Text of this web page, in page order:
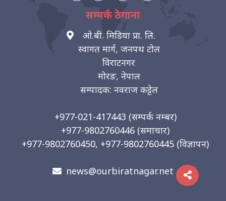
सम्पर्क ठेगाना
ओ.बी. मिडिया प्रा. लि.
स्वागत मार्ग, जनपथ टोल
विराटनगर
मोरङ, नेपाल
सम्पादक: नवराज कट्टेल
+977-021-417443 (सम्पर्क नम्बर)
+977-9802760446 (समाचार)
+977-9802760450, +977-9802760445 (विज्ञापन)
news@ourbiratnagar.net